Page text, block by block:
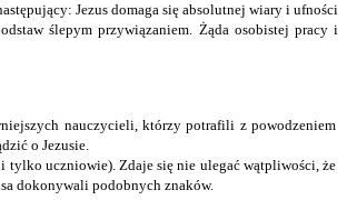
Jezus domaga się absolutnej wiary i ufności
ślepym przywiązaniem. Żąda osobistej pracy i
nauczycieli, którzy potrafili z powodzeniem
o Jezusie.
tylko uczniowie). Zdaje się nie ulegać wątpliwości, że
dokonywali podobnych znaków.